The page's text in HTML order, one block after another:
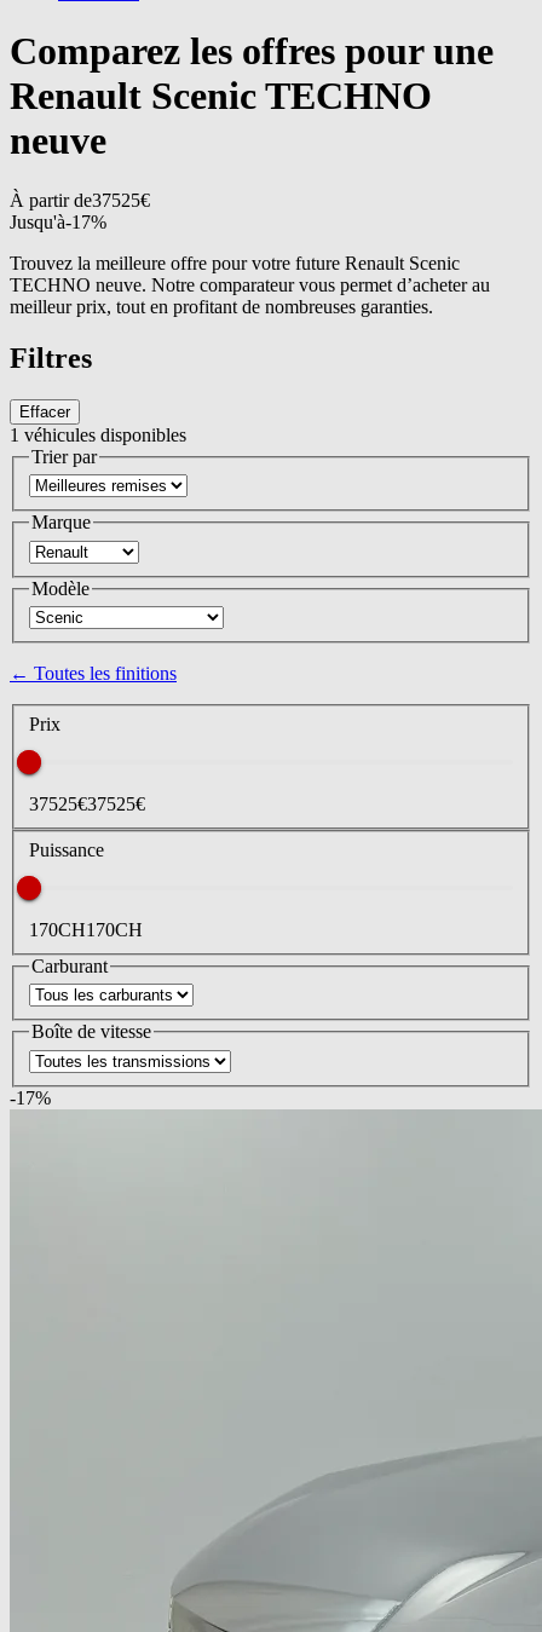
Comparez les offres pour une
Renault Scenic TECHNO
neuve
À partir de37525€
Jusqu'à-17%
Trouvez la meilleure offre pour votre future Renault Scenic
TECHNO neuve. Notre comparateur vous permet d’acheter au
meilleur prix, tout en profitant de nombreuses garanties.
Filtres
Effacer
1 véhicules disponibles
Trier par
Marque
Modèle
← Toutes les finitions
Prix
37525€37525€
Puissance
170CH170CH
Carburant
Boîte de vitesse
-17%